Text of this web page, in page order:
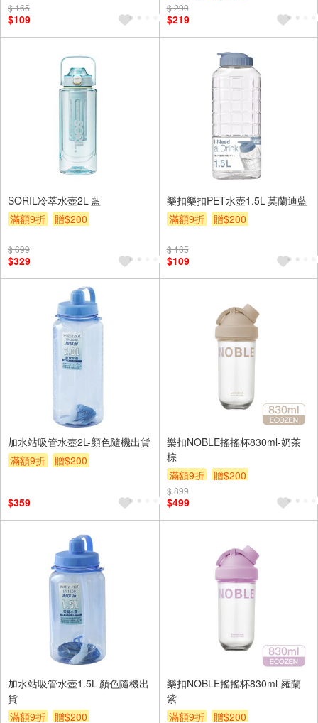
$ 165
$109
$ 290
$219
SORIL冷萃水壺2L-藍
滿額9折
贈$200
$ 699
$329
樂扣樂扣PET水壺1.5L-莫蘭迪藍
滿額9折
贈$200
$ 165
$109
加水站吸管水壺2L-顏色隨機出貨
滿額9折
贈$200
$359
樂扣NOBLE搖搖杯830ml-奶茶
棕
滿額9折
贈$200
$ 899
$499
加水站吸管水壺1.5L-顏色隨機出
貨
滿額9折
贈$200
樂扣NOBLE搖搖杯830ml-羅蘭
紫
滿額9折
贈$200